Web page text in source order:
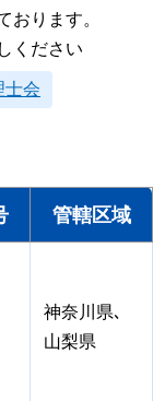
おります。
ください
士会
管轄区域
神奈川県､
山梨県